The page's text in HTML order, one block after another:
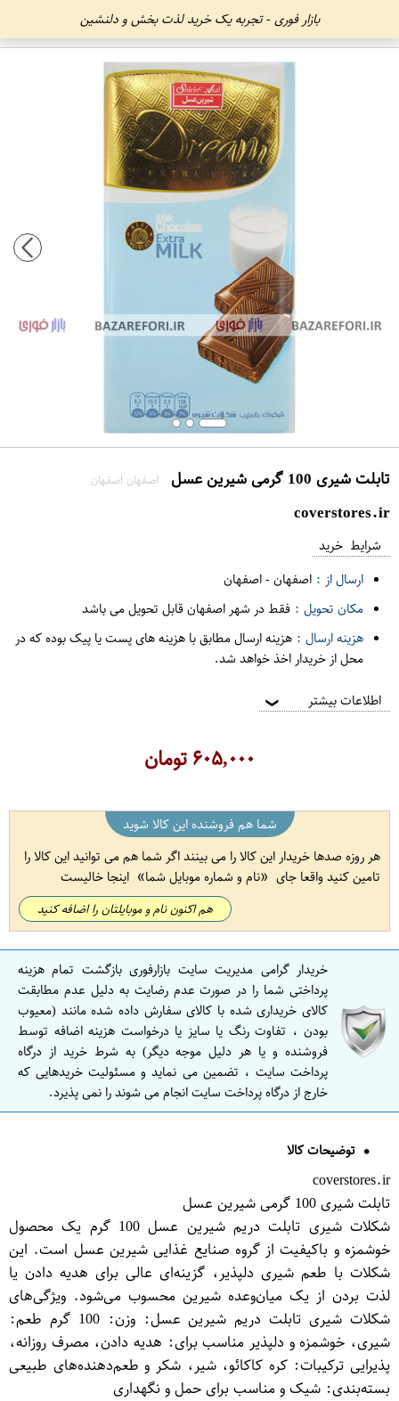
بازار فوری - تجربه یک خرید لذت بخش و دلنشین
تابلت شیری 100 گرمی شیرین عسل اصفهان اصفهان
coverstores.ir
شرایط خرید
ارسال از : اصفهان-اصفهان
مکان تحویل : فقط در شهر اصفهان قابل تحویل می باشد
هزینه ارسال : هزینه ارسال مطابق با هزینه های پست یا پیک بوده که در
محل از خریدار اخذ خواهد شد.
اطلاعات بیشتر ❯
۶۰۵,۰۰۰تومان
شما هم فروشنده این کالا شوید
هر روزه صدها خریدار این کالا را می بینند اگر شما هم می توانید این کالا را
تامین کنید واقعا جای
نام و شماره موبایل شما اینجا خالیست
هم اکنون نام و موبایلتان را اضافه کنید
خریدار گرامی مدیریت سایت بازارفوری بازگشت تمام هزینه
پرداختی شما را در صورت عدم رضایت به دلیل عدم مطابقت
کالای خریداری شده با کالای سفارش داده شده مانند (معیوب
بودن ، تفاوت رنگ یا سایز یا درخواست هزینه اضافه توسط
فروشنده و یا هر دلیل موجه دیگر) به شرط خرید از درگاه
پرداخت سایت ، تضمین می نماید و مسئولیت خریدهایی که
خارج از درگاه پرداخت سایت انجام می شوند را نمی پذیرد.
توضیحات کالا
coverstores.ir
تابلت شیری 100 گرمی شیرین عسل
شکلات شیری تابلت دریم شیرین عسل 100 گرم یک محصول
خوشمزه و باکیفیت از گروه صنایع غذایی شیرین عسل است. این
شکلات با طعم شیری دلپذیر، گزینه‌ای عالی برای هدیه دادن یا
لذت بردن از یک میان‌وعده شیرین محسوب می‌شود. ویژگی‌های
شکلات شیری تابلت دریم شیرین عسل: وزن: 100 گرم طعم:
شیری، خوشمزه و دلپذیر مناسب برای: هدیه دادن، مصرف روزانه،
پذیرایی ترکیبات: کره کاکائو، شیر، شکر و طعم‌دهنده‌های طبیعی
بسته‌بندی: شیک و مناسب برای حمل و نگهداری